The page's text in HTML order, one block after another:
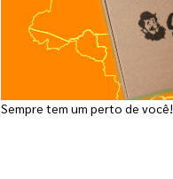
Sempre tem um perto de você!